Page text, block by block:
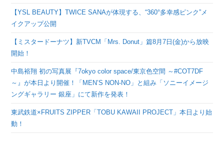
【YSL BEAUTY】TWICE SANAが体現する、“360°多幸感ピンク”メ
イクアップ公開
【ミスタードーナツ】新TVCM「Mrs. Donut」篇8月7日(金)から放映
開始！
中島裕翔 初の写真展『7okyo color space/東京色空間 ～#COT7DF
～』が本日より開催！「MEN’S NON-NO」と組み「ソニーイメージ
ングギャラリー 銀座」にて新作を発表！
東武鉄道×FRUITS ZIPPER「TOBU KAWAII PROJECT」本日より始
動！